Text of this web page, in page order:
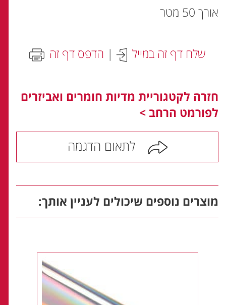
אורך 50 מטר
שלח דף זה במייל | הדפס דף זה
חזרה לקטגוריית מדיות חומרים ואביזרים
לפורמט הרחב >
לתאום הדגמה
מוצרים נוספים שיכולים לעניין אותך: